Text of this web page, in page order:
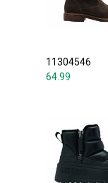
11304546
64.99